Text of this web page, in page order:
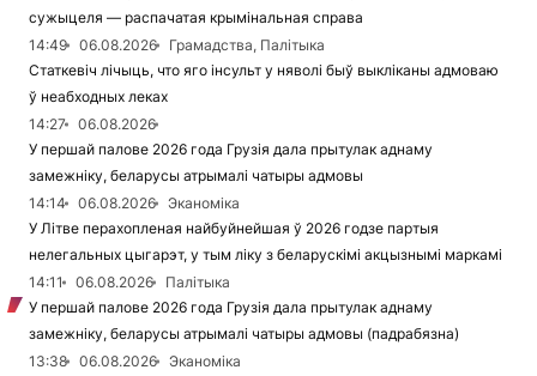
сужыцеля — распачатая крымінальная справа
14:49
06.08.2026
Грамадства, Палітыка
Статкевіч лічыць, что яго інсульт у няволі быў выкліканы адмоваю
ў неабходных леках
14:27
06.08.2026
У першай палове 2026 года Грузія дала прытулак аднаму
замежніку, беларусы атрымалі чатыры адмовы
14:14
06.08.2026
Эканоміка
У Літве перахопленая найбуйнейшая ў 2026 годзе партыя
нелегальных цыгарэт, у тым ліку з беларускімі акцызнымі маркамі
14:11
06.08.2026
Палітыка
У першай палове 2026 года Грузія дала прытулак аднаму
замежніку, беларусы атрымалі чатыры адмовы (падрабязна)
13:38
06.08.2026
Эканоміка